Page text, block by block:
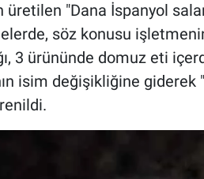
üretilen "Dana İspanyol
söz konusu
3 ürününde domuz eti
isim değişikliğine giderek